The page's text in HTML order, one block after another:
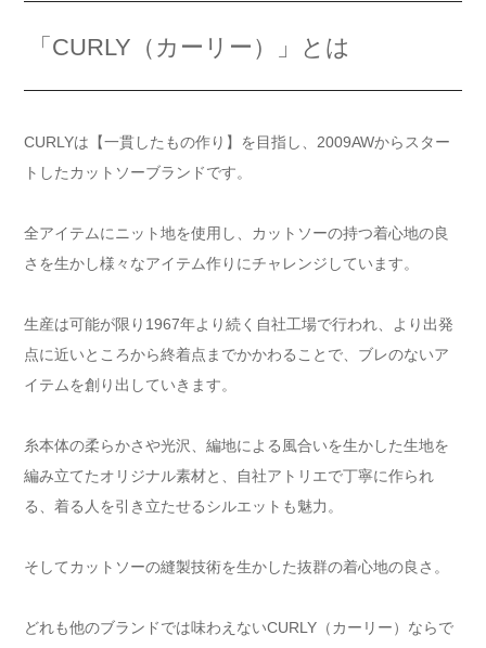
「CURLY（カーリー）」とは
CURLYは【一貫したもの作り】を目指し、2009AWからスター
トしたカットソーブランドです。
全アイテムにニット地を使用し、カットソーの持つ着心地の良
さを生かし様々なアイテム作りにチャレンジしています。
生産は可能が限り1967年より続く自社工場で行われ、より出発
点に近いところから終着点までかかわることで、ブレのないア
イテムを創り出していきます。
糸本体の柔らかさや光沢、編地による風合いを生かした生地を
編み立てたオリジナル素材と、自社アトリエで丁寧に作られ
る、着る人を引き立たせるシルエットも魅力。
そしてカットソーの縫製技術を生かした抜群の着心地の良さ。
どれも他のブランドでは味わえないCURLY（カーリー）ならで